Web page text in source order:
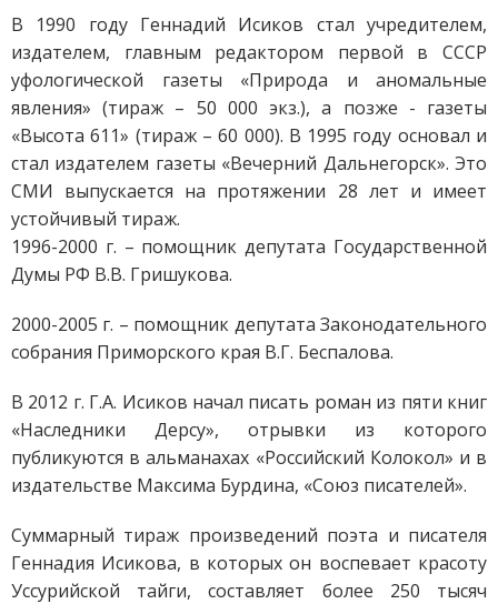
В 1990 году Геннадий Исиков стал учредителем,
издателем, главным редактором первой в СССР
уфологической газеты «Природа и аномальные
явления» (тираж – 50 000 экз.), а позже - газеты
«Высота 611» (тираж – 60 000). В 1995 году основал и
стал издателем газеты «Вечерний Дальнегорск». Это
СМИ выпускается на протяжении 28 лет и имеет
устойчивый тираж.
1996-2000 г. – помощник депутата Государственной
Думы РФ В.В. Гришукова.
2000-2005 г. – помощник депутата Законодательного
собрания Приморского края В.Г. Беспалова.
В 2012 г. Г.А. Исиков начал писать роман из пяти книг
«Наследники Дерсу», отрывки из которого
публикуются в альманахах «Российский Колокол» и в
издательстве Максима Бурдина, «Союз писателей».
Суммарный тираж произведений поэта и писателя
Геннадия Исикова, в которых он воспевает красоту
Уссурийской тайги, составляет более 250 тысяч